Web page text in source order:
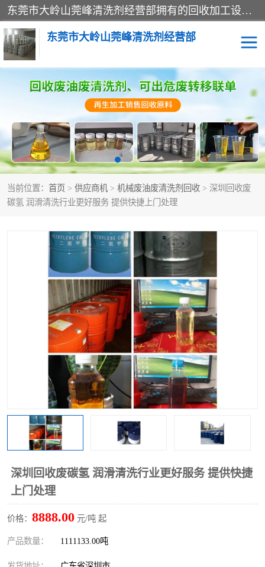
东莞市大岭山莞峰清洗剂经营部拥有的回收加工设备，大量废油回收、废清洗剂回收、废溶剂油回收、机械废油废清洗剂回收、废碳氢回收、碳氢液压油回收、碳氢二氯回收等废清洗剂处理；我们只是提供废旧化工原料的循环使用存放点，执行正规的存放，有正规的回收资质处理。同时我们公司批发零售回收级清洗剂，脱模油再生基础油，质量保证。
东莞市大岭山莞峰清洗剂经营部
当前位置： 首页 > 供应商机 > 机械废油废清洗剂回收 > 深圳回收废
碳氢 润滑清洗行业更好服务 提供快捷上门处理
深圳回收废碳氢 润滑清洗行业更好服务 提供快捷
上门处理
价格： 8888.00 元/吨 起
产品数量： 1111133.00吨
废清洗剂回收
废溶剂油回收 机械废油废清洗剂回收
废碳氢回收 碳氢液压油回收
碳氢二氯回收 回收废三四氯乙烯
回收废白电油 回收废四氯乙烯
回收废清洗剂 上门回收废清洗剂